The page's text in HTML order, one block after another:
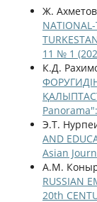
Ж.
11 № 1
К.Д.
Э.Т.
AND
Asian
А.М.
RUSSIAN
20th